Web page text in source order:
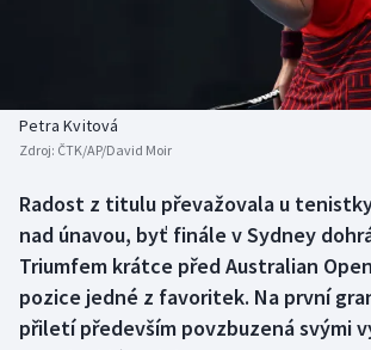
Biatlon
Box
Curling
Aplikace ČT sport
Petra Kvitová
Zdroj: ČTK/AP/David Moir
Radost z titulu převažovala u
nad únavou, byť finále v Sydney
Triumfem krátce před Australian
pozice jedné z favoritek. Na první
přiletí především povzbuzená svými